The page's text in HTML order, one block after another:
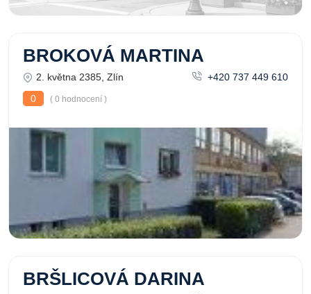
BROKOVÁ MARTINA
2. května 2385, Zlín
+420 737 449 610
0
( 0 hodnocení )
BRŠLICOVÁ DARINA